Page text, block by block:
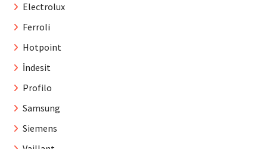
Electrolux
Ferroli
Hotpoint
İndesit
Profilo
Samsung
Siemens